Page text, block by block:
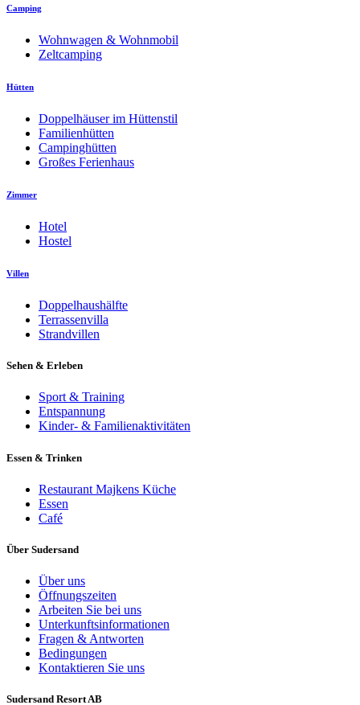
Camping
Wohnwagen & Wohnmobil
Zeltcamping
Hütten
Doppelhäuser im Hüttenstil
Familienhütten
Campinghütten
Großes Ferienhaus
Zimmer
Hotel
Hostel
Villen
Doppelhaushälfte
Terrassenvilla
Strandvillen
Sehen & Erleben
Sport & Training
Entspannung
Kinder- & Familienaktivitäten
Essen & Trinken
Restaurant Majkens Küche
Essen
Café
Über Sudersand
Über uns
Öffnungszeiten
Arbeiten Sie bei uns
Unterkunftsinformationen
Fragen & Antworten
Bedingungen
Kontaktieren Sie uns
Sudersand Resort AB